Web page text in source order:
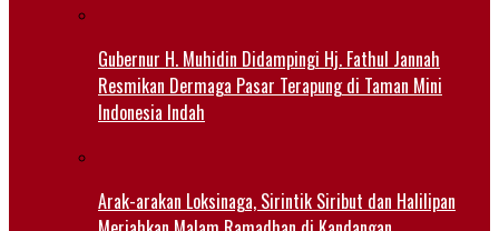
Gubernur H. Muhidin Didampingi Hj. Fathul Jannah
Resmikan Dermaga Pasar Terapung di Taman Mini
Indonesia Indah
Arak-arakan Loksinaga, Sirintik Siribut dan Halilipan